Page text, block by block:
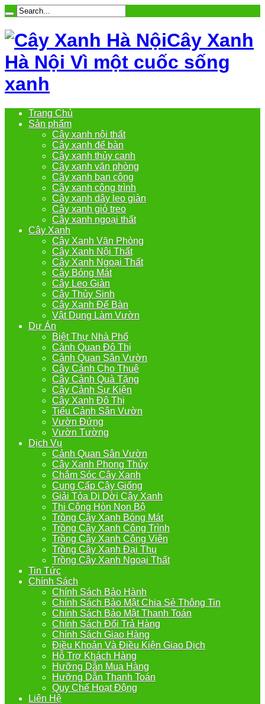
Cây Xanh
Hà Nội Vì một cuốc sống
xanh
Trang Chủ
Sản phẩm
Cây xanh nội thất
Cây xanh để bàn
Cây xanh thủy canh
Cây xanh văn phòng
Cây xanh ban công
Cây xanh công trình
Cây xanh dây leo giàn
Cây xanh giỏ treo
Cây xanh ngoại thất
Cây Xanh
Cây Xanh Văn Phòng
Cây Xanh Nội Thất
Cây Xanh Ngoại Thất
Cây Bóng Mát
Cây Leo Giàn
Cây Thủy Sinh
Cây Xanh Để Bàn
Vật Dụng Làm Vườn
Dự Án
Biệt Thự Nhà Phố
Cảnh Quan Đô Thị
Cảnh Quan Sân Vườn
Cây Cảnh Cho Thuê
Cây Cảnh Quà Tặng
Cây Cảnh Sự Kiện
Cây Xanh Đô Thị
Tiểu Cảnh Sân Vườn
Vườn Đứng
Vườn Tường
Dịch Vụ
Cảnh Quan Sân Vườn
Cây Xanh Phong Thủy
Chắm Sóc Cây Xanh
Cung Cấp Cây Giống
Giải Tỏa Di Dời Cây Xanh
Thi Công Hòn Non Bộ
Trồng Cây Xanh Bóng Mát
Trồng Cây Xanh Công Trình
Trồng Cây Xanh Công Viên
Trồng Cây Xanh Đại Thụ
Trồng Cây Xanh Ngoại Thất
Tin Tức
Chính Sách
Chính Sách Bảo Hành
Chính Sách Bảo Mật Chia Sẻ Thông Tin
Chính Sách Bảo Mật Thanh Toán
Chính Sách Đổi Trả Hàng
Chính Sách Giao Hàng
Điều Khoản Và Điều Kiện Giao Dịch
Hỗ Trợ Khách Hàng
Hưỡng Dẫn Mua Hàng
Hưỡng Dẫn Thanh Toán
Quy Chế Hoạt Động
Liên Hệ